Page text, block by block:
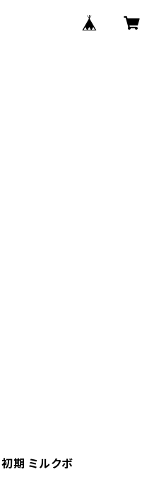
期 ミルクボ